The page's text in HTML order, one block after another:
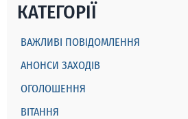
КАТЕГОРІЇ
ВАЖЛИВІ ПОВІДОМЛЕННЯ
АНОНСИ ЗАХОДІВ
ОГОЛОШЕННЯ
ВІТАННЯ